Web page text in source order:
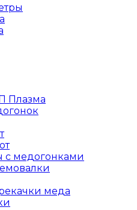
Плазма
с медогонками
меда